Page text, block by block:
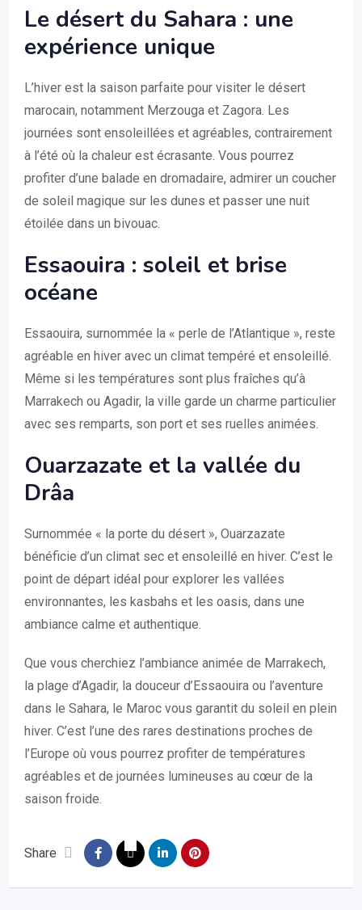
Le désert du Sahara : une
expérience unique
L’hiver est la saison parfaite pour visiter le désert
marocain, notamment Merzouga et Zagora. Les
journées sont ensoleillées et agréables, contrairement
à l’été où la chaleur est écrasante. Vous pourrez
profiter d’une balade en dromadaire, admirer un coucher
de soleil magique sur les dunes et passer une nuit
étoilée dans un bivouac.
Essaouira : soleil et brise
océane
Essaouira, surnommée la « perle de l’Atlantique », reste
agréable en hiver avec un climat tempéré et ensoleillé.
Même si les températures sont plus fraîches qu’à
Marrakech ou Agadir, la ville garde un charme particulier
avec ses remparts, son port et ses ruelles animées.
Ouarzazate et la vallée du
Drâa
Surnommée « la porte du désert », Ouarzazate
bénéficie d’un climat sec et ensoleillé en hiver. C’est le
point de départ idéal pour explorer les vallées
environnantes, les kasbahs et les oasis, dans une
ambiance calme et authentique.
Que vous cherchiez l’ambiance animée de Marrakech,
la plage d’Agadir, la douceur d’Essaouira ou l’aventure
dans le Sahara, le Maroc vous garantit du soleil en plein
hiver. C’est l’une des rares destinations proches de
l’Europe où vous pourrez profiter de températures
agréables et de journées lumineuses au cœur de la
saison froide.
Share